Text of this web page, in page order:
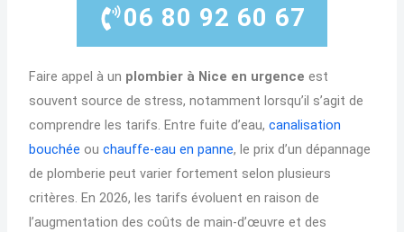
06 80 92 60 67
Faire appel à un plombier à Nice en urgence est
souvent source de stress, notamment lorsqu’il s’agit de
comprendre les tarifs. Entre fuite d’eau,canalisation
bouchée ouchauffe-eau en panne, le prix d’un dépannage
de plomberie peut varier fortement selon plusieurs
critères. En 2026, les tarifs évoluent en raison de
l’augmentation des coûts de main-d’œuvre et des